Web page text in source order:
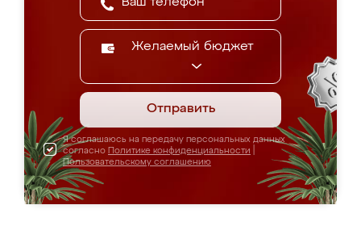
Желаемый бюджет
Отправить
Я соглашаюсь на передачу персональных данных
согласно Политике конфиденциальности
Пользовательскому соглашению